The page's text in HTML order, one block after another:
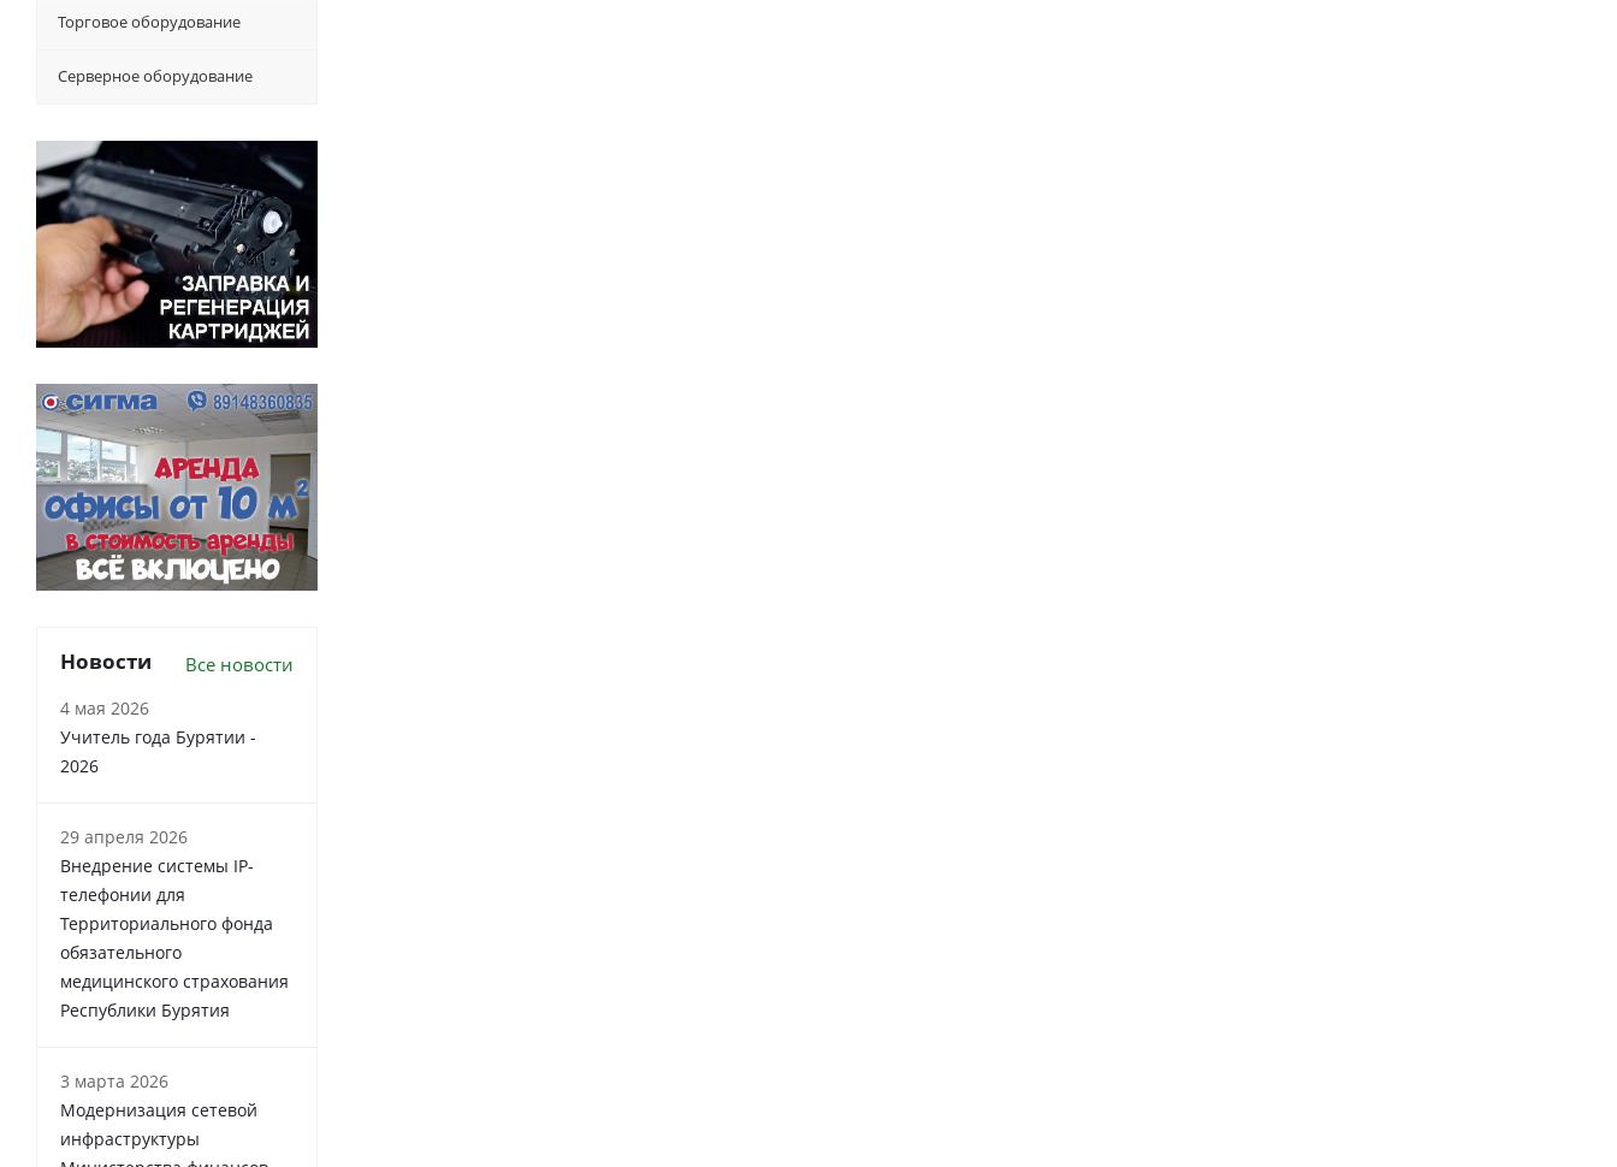
Торговое оборудование
Серверное оборудование
Новости Все новости
4 мая 2026
Учитель года Бурятии -
2026
29 апреля 2026
Внедрение системы IP-
телефонии для
Территориального фонда
обязательного
медицинского страхования
Республики Бурятия
3 марта 2026
Модернизация сетевой
инфраструктуры